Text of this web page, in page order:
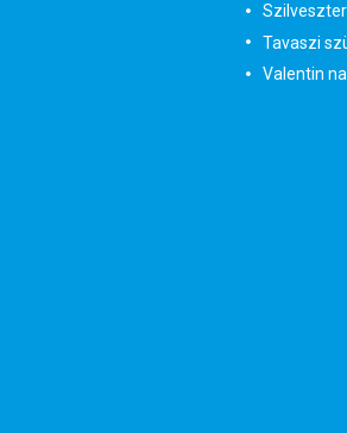
Szilveszter
Tavaszi
Valentin